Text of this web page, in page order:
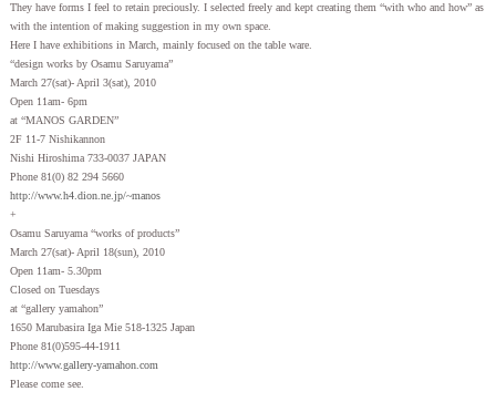
They have forms I feel to retain preciously. I selected freely and kept creating them “with who and how” as
with the intention of making suggestion in my own space.
Here I have exhibitions in March, mainly focused on the table ware.
“design works by Osamu Saruyama”
March 27(sat)- April 3(sat), 2010
Open 11am- 6pm
at “MANOS GARDEN”
2F 11-7 Nishikannon
Nishi Hiroshima 733-0037 JAPAN
Phone 81(0) 82 294 5660
http://www.h4.dion.ne.jp/~manos
+
Osamu Saruyama “works of products”
March 27(sat)- April 18(sun), 2010
Open 11am- 5.30pm
Closed on Tuesdays
at “gallery yamahon”
1650 Marubasira Iga Mie 518-1325 Japan
Phone 81(0)595-44-1911
http://www.gallery-yamahon.com
Please come see.